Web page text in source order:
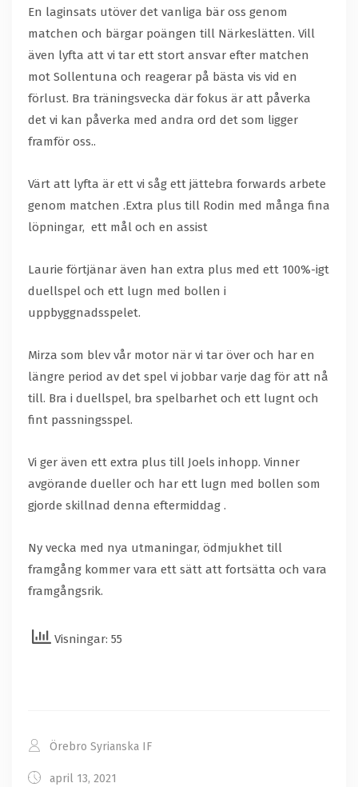
En laginsats utöver det vanliga bär oss genom
matchen och bärgar poängen till Närkeslätten. Vill
även lyfta att vi tar ett stort ansvar efter matchen
mot Sollentuna och reagerar på bästa vis vid en
förlust. Bra träningsvecka där fokus är att påverka
det vi kan påverka med andra ord det som ligger
framför oss..
Värt att lyfta är ett vi såg ett jättebra forwards arbete
genom matchen .Extra plus till Rodin med många fina
löpningar, ett mål och en assist
Laurie förtjänar även han extra plus med ett 100%-igt
duellspel och ett lugn med bollen i
uppbyggnadsspelet.
Mirza som blev vår motor när vi tar över och har en
längre period av det spel vi jobbar varje dag för att nå
till. Bra i duellspel, bra spelbarhet och ett lugnt och
fint passningsspel.
Vi ger även ett extra plus till Joels inhopp. Vinner
avgörande dueller och har ett lugn med bollen som
gjorde skillnad denna eftermiddag .
Ny vecka med nya utmaningar, ödmjukhet till
framgång kommer vara ett sätt att fortsätta och vara
framgångsrik.
Visningar: 55
Örebro Syrianska IF
april 13, 2021